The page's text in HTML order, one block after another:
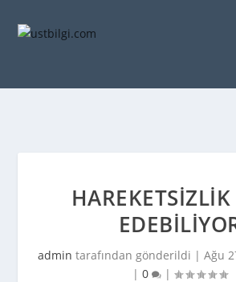
admin tarafından gönderildi | Ağu
| 0 |